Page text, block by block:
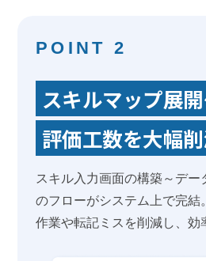
POINT 2
スキルマップ展
評価工数を大幅
スキル入力画面の構築～デー
のフローがシステム上で完結
作業や転記ミスを削減し、効